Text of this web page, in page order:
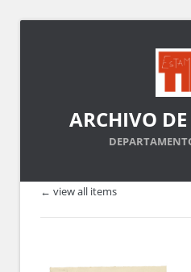
ARCHIVO
← view all items